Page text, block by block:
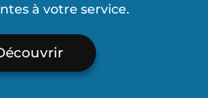
à votre service.